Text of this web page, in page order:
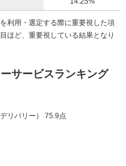
利用・選定する際に重要視した項
ほど、重要視している結果となり
サービスランキング
リバリー） 75.9点